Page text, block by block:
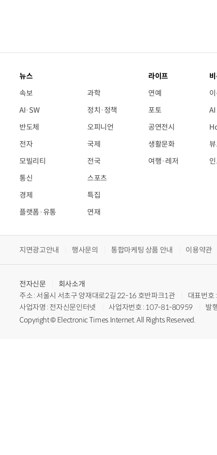
뉴스
속보
AI·SW
반도체
전자
모빌리티
통신
경제
플랫폼·유통
과학
정치·정책
오피니언
국제
전국
스포츠
특집
연재
라이프
연예
포토
공연전시
생활문화
여행·레저
지면광고안내 행사문의 통합마케팅 상품 안내 이용약관
전자신문
회사소개
주소 : 서울시 서초구 양재대로2길 22-16 호반파크1관
대표번
사업자명 : 전자신문인터넷
사업자번호 : 107-81-80959
발
Copyright © Electronic Times Internet. All Rights Reserved.